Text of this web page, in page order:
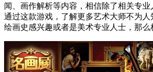
闻、画作解析等内容，相信除了相关专业
通过这款游戏，了解更多艺术大师不为
绘画史感兴趣或者是美术专业人士，那么